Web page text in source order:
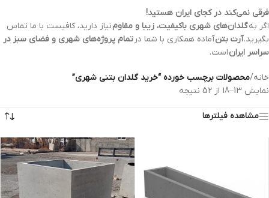
فرقی نمی‌کند در کجای ایران هستید!
اگر بهگلدان‌های شهری باکیفیت، زیبا و مقاومنیاز دارید، کافیست با ما تماس
بگیرید.آرت بتنآماده همکاری با شما درتمام پروژه‌های شهری و فضای سبز در
سراسر ایراناست.
خانه/محصولات برچسب خورده “خرید گلدان بتنی شهری”
نمایش 13–18 از 52 نتیجه
مشاهده فیلترها